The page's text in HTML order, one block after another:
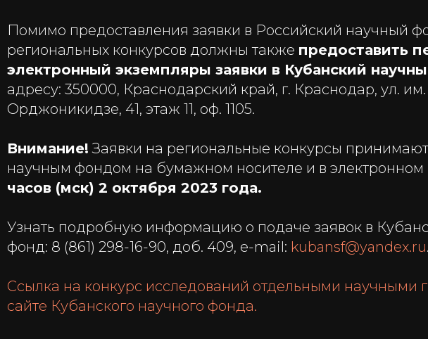
Помимо предоставления заявки в Российский научный
региональных конкурсов должны также предоставить
электронный экземпляры заявки в Кубанский
адресу: 350000, Краснодарский край, г. Краснодар, ул. им.
Орджоникидзе, 41, этаж 11, оф. 1105.
Внимание! Заявки на региональные конкурсы
научным фондом на бумажном носителе и в электронном
часов (мск) 2 октября 2023 года.
Узнать подробную информацию о подаче заявок в
фонд: 8 (861) 298-16-90, доб. 409, e-mail: kubansf@yandex.ru.
Ссылка на конкурс исследований отдельными научными
сайте Кубанского научного фонда.